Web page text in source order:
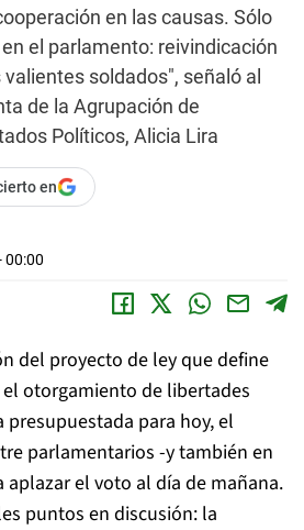
en las causas. Sólo
el parlamento: reivindicación
soldados", señaló al
de la Agrupación de
Políticos, Alicia Lira
en
00:00
del proyecto de ley que define
otorgamiento de libertades
para hoy, el
parlamentarios -y también en
el voto al día de mañana.
puntos en discusión: la